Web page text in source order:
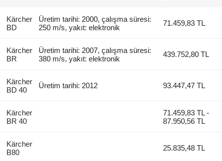
Kärcher
BD
Üretim tarihi: 2000, çalışma süresi:
250 m/s, yakıt: elektronik
71.459,83 TL
Kärcher
BR
Üretim tarihi: 2007, çalışma süresi:
380 m/s, yakıt: elektronik
439.752,80 TL
Kärcher
BD 40
Üretim tarihi: 2012 93.447,47 TL
Kärcher
BR 40
71.459,83 TL -
87.950,56 TL
Kärcher
B80
25.835,48 TL